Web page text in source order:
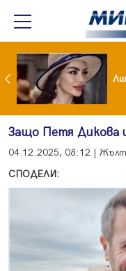
Популярен риалити герой заряза жена си заради друга
Защо Петя Дикова
04.12.2025, 08:12 |
СПОДЕЛИ: